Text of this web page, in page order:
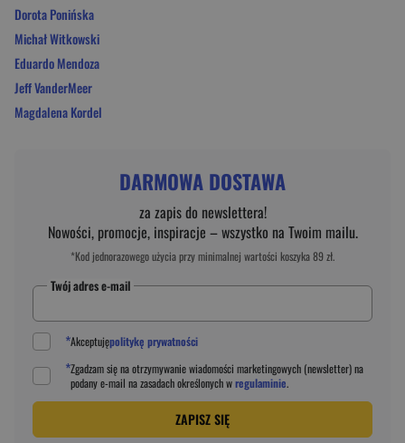
Dorota Ponińska
Michał Witkowski
Eduardo Mendoza
Jeff VanderMeer
Magdalena Kordel
DARMOWA DOSTAWA
za zapis do newslettera!
Nowości, promocje, inspiracje – wszystko na Twoim mailu.
*Kod jednorazowego użycia przy minimalnej wartości koszyka 89 zł.
Twój adres e-mail
*Akceptujępolitykę prywatności
*Zgadzam się na otrzymywanie wiadomości marketingowych (newsletter) na
podanye-mail na zasadach określonych wregulaminie.
ZAPISZ SIĘ